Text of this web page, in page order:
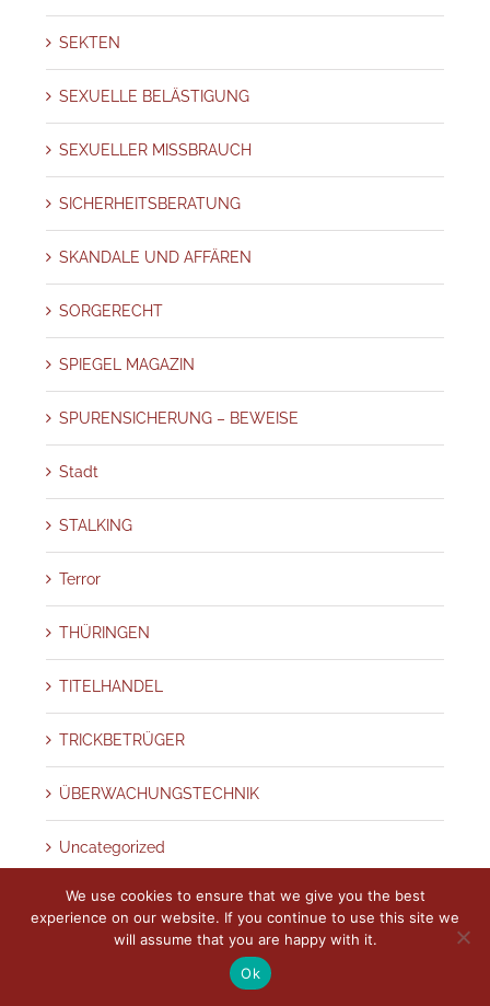
SEKTEN
SEXUELLE BELÄSTIGUNG
SEXUELLER MISSBRAUCH
SICHERHEITSBERATUNG
SKANDALE UND AFFÄREN
SORGERECHT
SPIEGEL MAGAZIN
SPURENSICHERUNG – BEWEISE
Stadt
STALKING
Terror
THÜRINGEN
TITELHANDEL
TRICKBETRÜGER
ÜBERWACHUNGSTECHNIK
Uncategorized
UNTERSCHLAGUNG
We use cookies to ensure that we give you the best
experience on our website. If you continue to use this site we
will assume that you are happy with it.
Ok